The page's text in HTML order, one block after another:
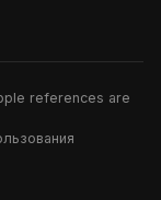
references are